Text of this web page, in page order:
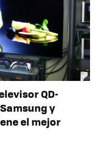
QD-
y
el mejor